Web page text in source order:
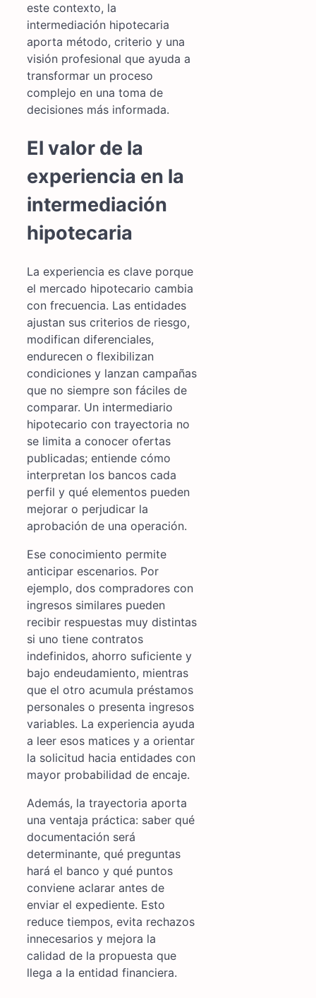
este contexto, la
intermediación hipotecaria
aporta método, criterio y una
visión profesional que ayuda a
transformar un proceso
complejo en una toma de
decisiones más informada.
El valor de la
experiencia en la
intermediación
hipotecaria
La experiencia es clave porque
el mercado hipotecario cambia
con frecuencia. Las entidades
ajustan sus criterios de riesgo,
modifican diferenciales,
endurecen o flexibilizan
condiciones y lanzan campañas
que no siempre son fáciles de
comparar. Un intermediario
hipotecario con trayectoria no
se limita a conocer ofertas
publicadas; entiende cómo
interpretan los bancos cada
perfil y qué elementos pueden
mejorar o perjudicar la
aprobación de una operación.
Ese conocimiento permite
anticipar escenarios. Por
ejemplo, dos compradores con
ingresos similares pueden
recibir respuestas muy distintas
si uno tiene contratos
indefinidos, ahorro suficiente y
bajo endeudamiento, mientras
que el otro acumula préstamos
personales o presenta ingresos
variables. La experiencia ayuda
a leer esos matices y a orientar
la solicitud hacia entidades con
mayor probabilidad de encaje.
Además, la trayectoria aporta
una ventaja práctica: saber qué
documentación será
determinante, qué preguntas
hará el banco y qué puntos
conviene aclarar antes de
enviar el expediente. Esto
reduce tiempos, evita rechazos
innecesarios y mejora la
calidad de la propuesta que
llega a la entidad financiera.